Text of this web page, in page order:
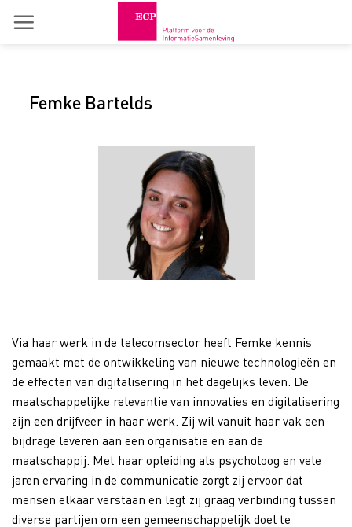
Femke Bartelds
Via haar werk in de telecomsector heeft Femke kennis
gemaakt met de ontwikkeling van nieuwe technologieën en
de effecten van digitalisering in het dagelijks leven. De
maatschappelijke relevantie van innovaties en digitalisering
zijn een drijfveer in haar werk. Zij wil vanuit haar vak een
bijdrage leveren aan een organisatie en aan de
maatschappij. Met haar opleiding als psycholoog en vele
jaren ervaring in de communicatie zorgt zij ervoor dat
mensen elkaar verstaan en legt zij graag verbinding tussen
diverse partijen om een gemeenschappelijk doel te